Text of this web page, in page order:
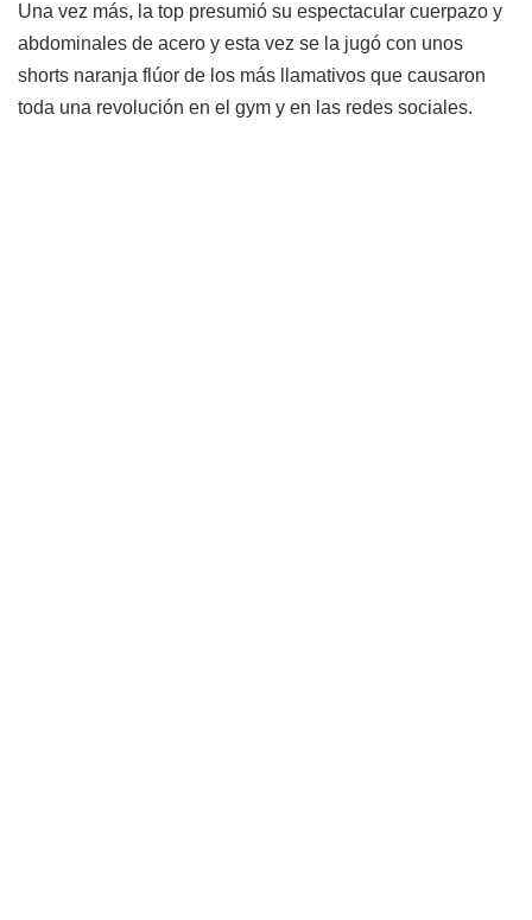
Una vez más, la top presumió su espectacular cuerpazo y
abdominales de acero y esta vez se la jugó con unos
shorts naranja flúor de los más llamativos que causaron
toda una revolución en el gym y en las redes sociales.